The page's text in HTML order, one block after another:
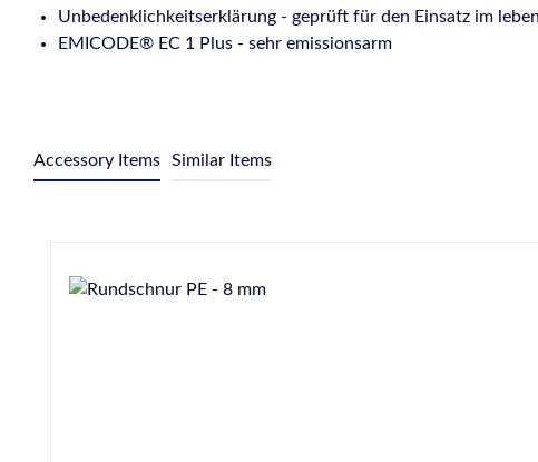
Unbedenklichkeitserklärung - geprüft für den Einsatz im
EMICODE® EC 1 Plus - sehr emissionsarm
Accessory Items Similar Items